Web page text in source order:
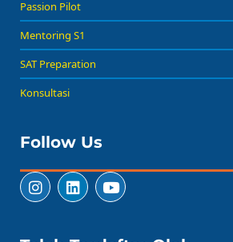
Passion Pilot
Mentoring S1
SAT Preparation
Konsultasi
Follow Us